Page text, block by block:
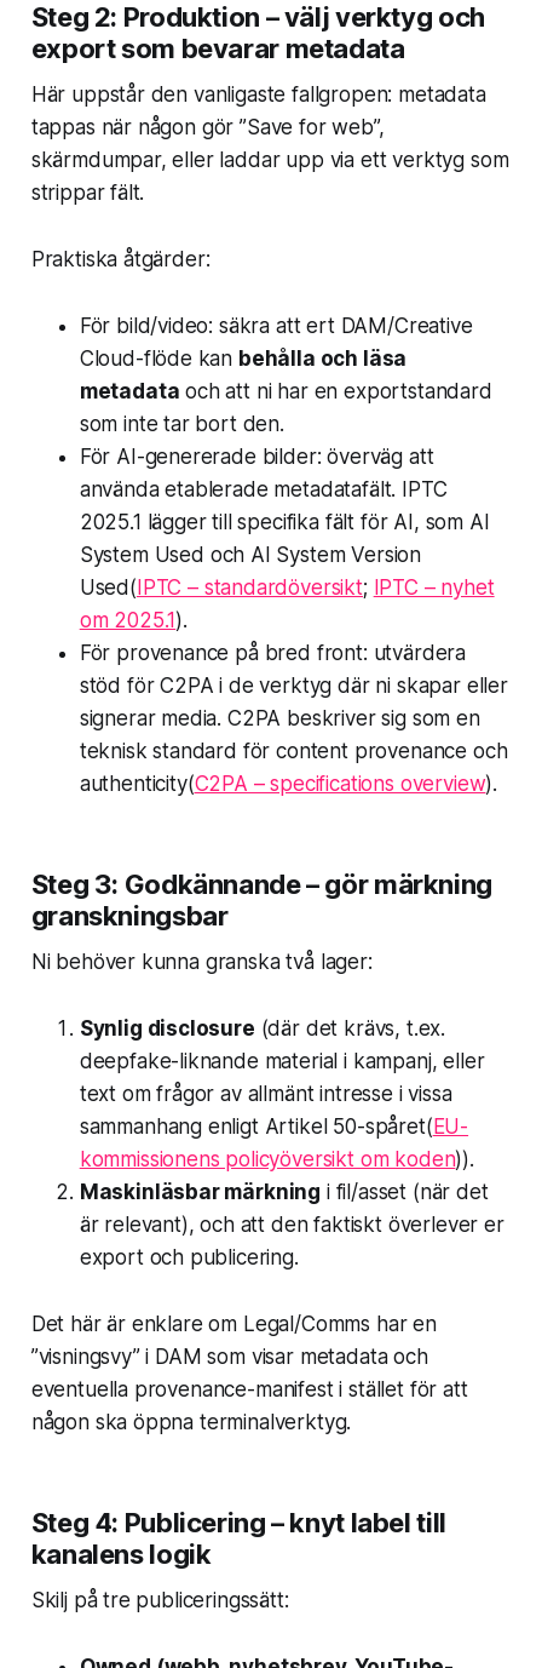
Steg 2: Produktion – välj verktyg och
export som bevarar metadata
Här uppstår den vanligaste fallgropen: metadata
tappas när någon gör ”Save for web”,
skärmdumpar, eller laddar upp via ett verktyg som
strippar fält.
Praktiska åtgärder:
För bild/video: säkra att ert DAM/Creative
Cloud-flöde kan behålla och läsa
metadata och att ni har en exportstandard
som inte tar bort den.
För AI-genererade bilder: överväg att
använda etablerade metadatafält. IPTC
2025.1 lägger till specifika fält för AI, som AI
System Used och AI System Version
Used ( IPTC – standardöversikt;
IPTC – nyhet
om 2025.1 ).
För provenance på bred front: utvärdera
stöd för C2PA i de verktyg där ni skapar eller
signerar media. C2PA beskriver sig som en
teknisk standard för content provenance och
authenticity(C2PA – specifications overview).
Steg 3: Godkännande – gör märkning
granskningsbar
Ni behöver kunna granska två lager:
Synlig disclosure (där det krävs, t.ex.
deepfake-liknande material i kampanj, eller
text om frågor av allmänt intresse i vissa
sammanhang enligt Artikel 50-spåret( EU-
kommissionens policyöversikt om koden)).
Maskinläsbar märkning i fil/asset (när det
är relevant), och att den faktiskt överlever er
export och publicering.
Det här är enklare om Legal/Comms har en
”visningsvy” i DAM som visar metadata och
eventuella provenance-manifest i stället för att
någon ska öppna terminalverktyg.
Steg 4: Publicering – knyt label till
kanalens logik
Skilj på tre publiceringssätt: